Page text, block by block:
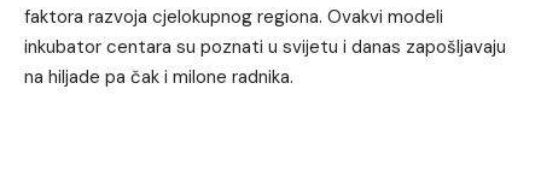
faktora razvoja cjelokupnog regiona. Ovakvi modeli
inkubator centara su poznati u svijetu i danas zapošljavaju
na hiljade pa čak i milone radnika.